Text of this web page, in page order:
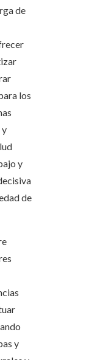
de
los
y
y
de
y